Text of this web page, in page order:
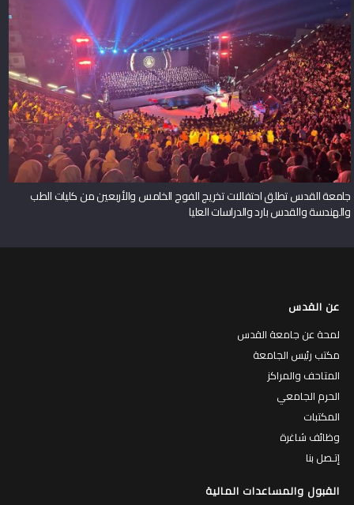
جامعة القدس تطلق احتفالات تخريج الفوج الخامس والأربعين من كليات الطب
والهندسة والقدس بارد والدراسات العليا
عن القدس
لمحة عن جامعة القدس
مكتب رئيس الجامعة
المتاحف والمراكز
الحرم الجامعي
المكتبات
وظائف شاغرة
إتـصل بنا
القبول والمساعدات المالية